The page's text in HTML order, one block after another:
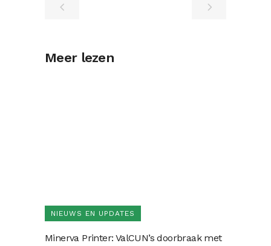
Meer lezen
NIEUWS EN UPDATES
Minerva Printer: ValCUN’s doorbraak met